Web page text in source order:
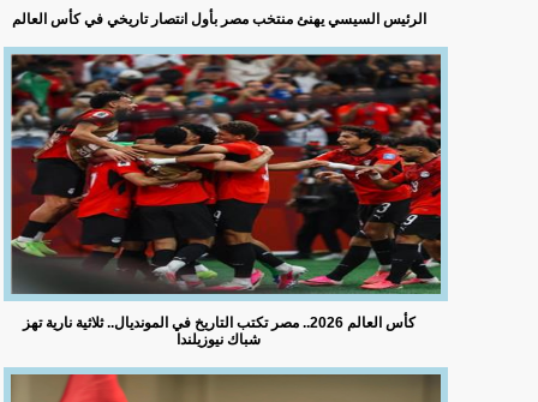
الرئيس السيسي يهنئ منتخب مصر بأول انتصار تاريخي في كأس العالم
كأس العالم 2026.. مصر تكتب التاريخ في المونديال.. ثلاثية نارية تهز
شباك نيوزيلندا